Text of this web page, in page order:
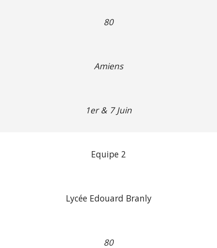
80
Amiens
1er & 7 Juin
Equipe 2
Lycée Edouard Branly
80